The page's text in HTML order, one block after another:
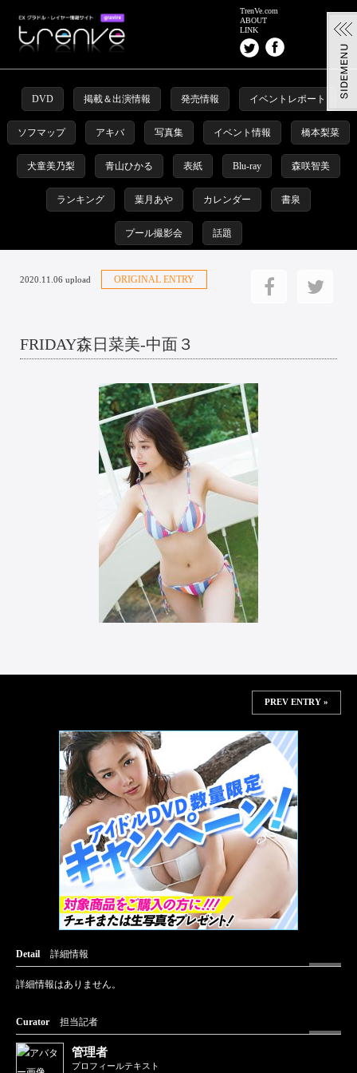
TrenVe.com
ABOUT
LINK
DVD 掲載＆出演情報 発売情報 イベントレポート
ソフマップ アキバ 写真集 イベント情報 橋本梨菜
犬童美乃梨 青山ひかる 表紙 Blu-ray 森咲智美
ランキング 葉月あや カレンダー 書泉
プール撮影会 話題
2020.11.06 upload ORIGINAL ENTRY
FRIDAY森日菜美-中面３
PREV ENTRY »
Detail 詳細情報
詳細情報はありません。
Curator 担当記者
管理者
プロフィールテキスト